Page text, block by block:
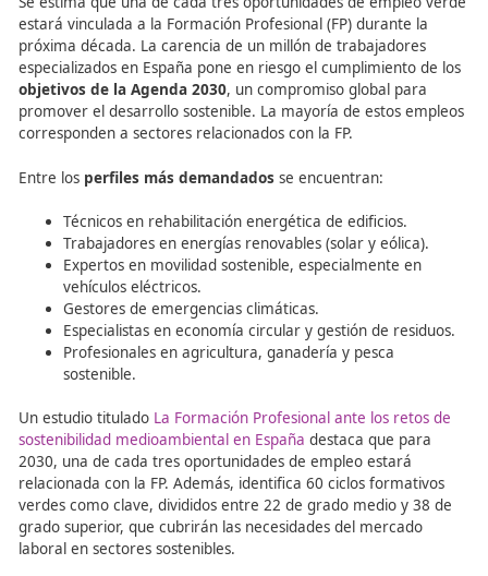
España necesita un millón de trabajadores
profesiones verdes y sostenibles.
Se estima que una de cada tres oportunidades de
próxima década. La carencia de un millón de
especializados en España pone en riesgo el
objetivos de la Agenda 2030, un compromiso global
promover el desarrollo sostenible. La mayoría de estos
corresponden a sectores relacionados con la FP.
Entre losperfiles más demandadosse encuentran:
Trabajadores en energías renovables (solar y
Expertos en movilidad sostenible, especialmente
vehículos eléctricos.
Gestores de emergencias climáticas.
Especialistas en economía circular y gestión de
Profesionales en agricultura, ganadería y pesca